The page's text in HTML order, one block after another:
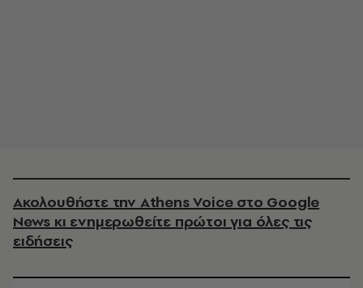
Ακολουθήστε την Athens Voice στο Google
News κι ενημερωθείτε πρώτοι για όλες τις
ειδήσεις